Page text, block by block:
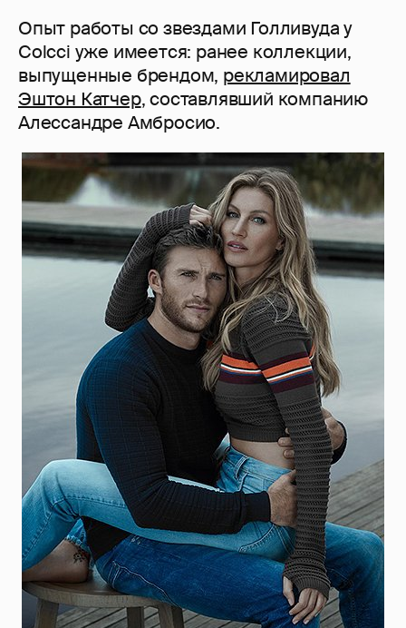
Опыт работы со звездами Голливуда у
Colcci уже имеется: ранее коллекции,
выпущенные брендом, рекламировал
Эштон Катчер, составлявший компанию
Алессандре Амбросио.